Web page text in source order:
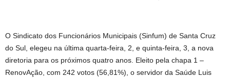
O Sindicato dos Funcionários Municipais (Sinfum) de Santa Cruz
do Sul, elegeu na última quarta-feira, 2, e quinta-feira, 3, a nova
diretoria para os próximos quatro anos. Eleito pela chapa 1 –
RenovAção, com 242 votos (56,81%), o servidor da Saúde Luis